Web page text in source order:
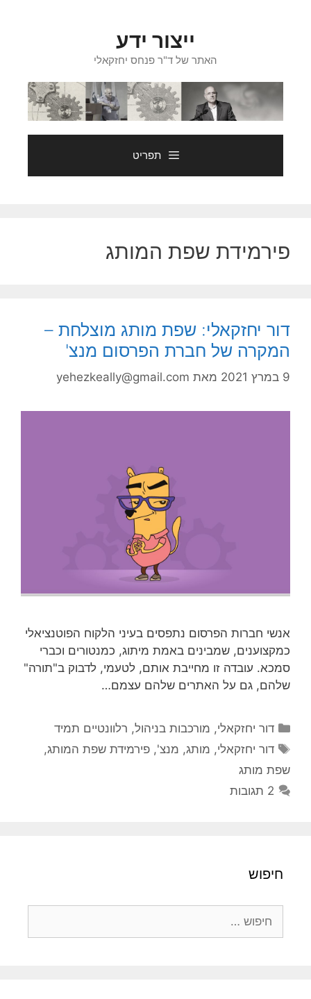
ייצור ידע
האתר של ד"ר פנחס יחזקאלי
תפריט
פירמידת שפת המותג
דור יחזקאלי: שפת מותג מוצלחת –
המקרה של חברת הפרסום מנצ'
9 במרץ 2021 מאת yehezkeally@gmail.com
אנשי חברות הפרסום נתפסים בעיני הלקוח הפוטנציאלי
כמקצוענים, שמבינים באמת מיתוג, כמנטורים וכברי
סמכא. עובדה זו מחייבת אותם, לטעמי, לדבוק ב"תורה"
שלהם, גם על האתרים שלהם עצמם…
קטגוריות
דור יחזקאלי, מורכבות בניהול, רלוונטיים תמיד
תגיות
דור יחזקאלי, מותג, מנצ',פירמידת שפת המותג,
שפת מותג
2 תגובות
חיפוש